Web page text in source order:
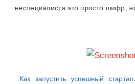
неспециалиста это просто шифр,
Как запустить успешный